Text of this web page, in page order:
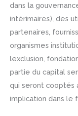
dans la
intérimaires), des
partenaires,
organismes
lexclusion,
partie du capital
qui seront cooptés
implication dans le